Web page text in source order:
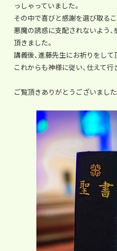
っしゃっていました。
その中で喜びと感謝を選び取る
悪魔の誘惑に支配されないよう、
頂きました。
講義後、進藤先生にお祈りをして
これからも神様に従い、仕えて行
ご覧頂きありがとうございました